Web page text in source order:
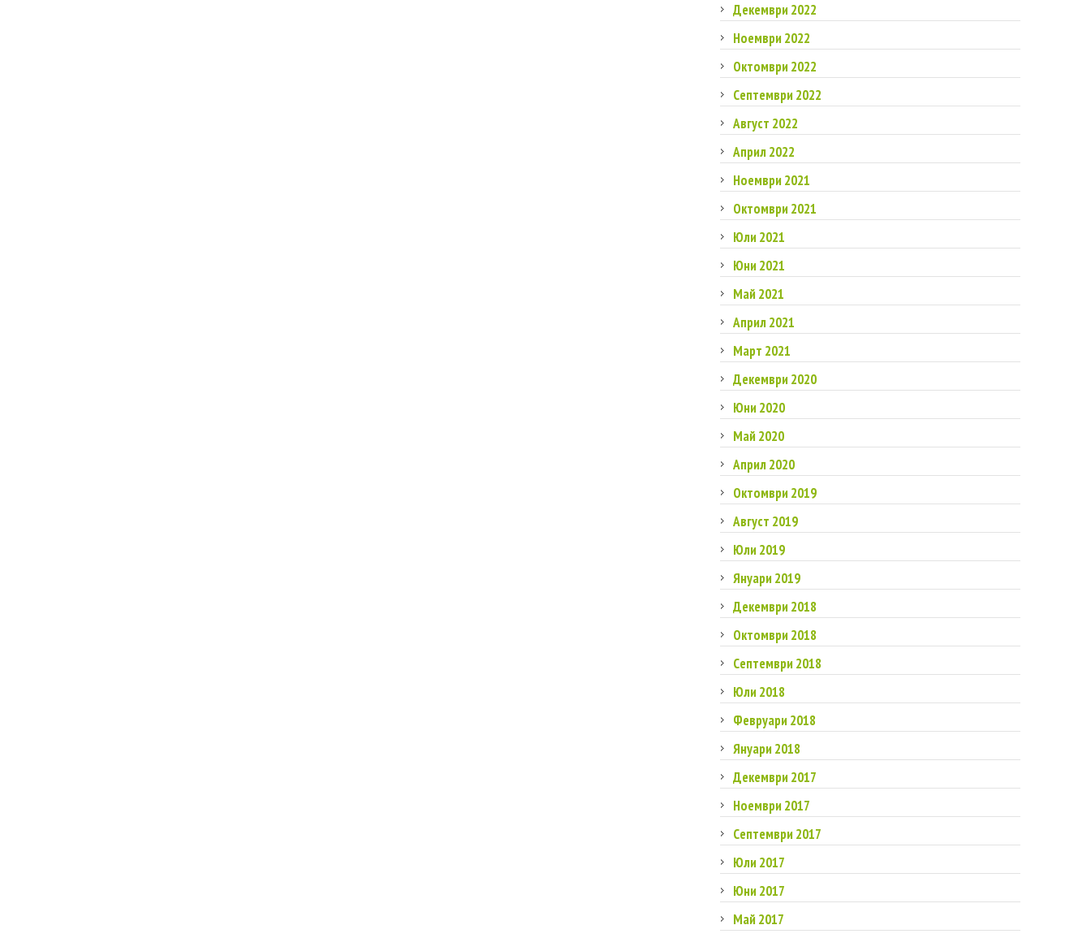
Декември 2022
Ноември 2022
Октомври 2022
Септември 2022
Август 2022
Април 2022
Ноември 2021
Октомври 2021
Юли 2021
Юни 2021
Май 2021
Април 2021
Март 2021
Декември 2020
Юни 2020
Май 2020
Април 2020
Октомври 2019
Август 2019
Юли 2019
Януари 2019
Декември 2018
Октомври 2018
Септември 2018
Юли 2018
Февруари 2018
Януари 2018
Декември 2017
Ноември 2017
Септември 2017
Юли 2017
Юни 2017
Май 2017